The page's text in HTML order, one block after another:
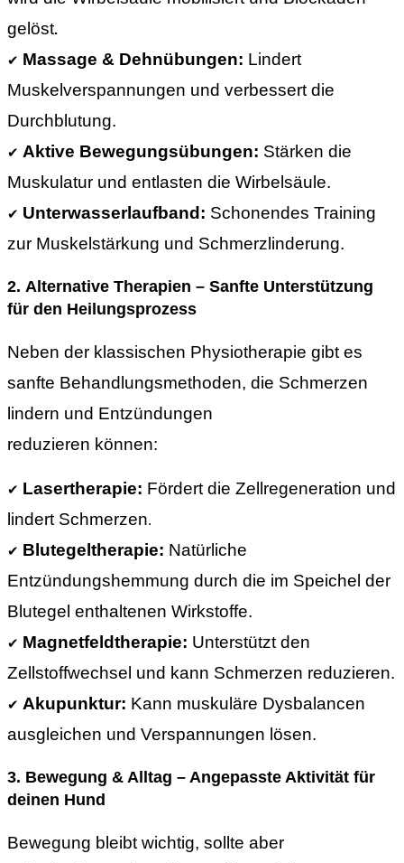
gelöst.
✔ Massage & Dehnübungen: Lindert
Muskelverspannungen und verbessert die
Durchblutung.
✔ Aktive Bewegungsübungen: Stärken die
Muskulatur und entlasten die Wirbelsäule.
✔ Unterwasserlaufband : Schonendes Training
zur Muskelstärkung und Schmerzlinderung.
2. Alternative Therapien – Sanfte Unterstützung
für den Heilungsprozess
Neben der klassischen Physiotherapie gibt es
sanfte Behandlungsmethoden, die Schmerzen
lindern und Entzündungen
reduzieren können:
✔ Lasertherapie: Fördert die Zellregeneration und
lindert Schmerzen.
✔ Blutegeltherapie: Natürliche
Entzündungshemmung durch die im Speichel der
Blutegel enthaltenen Wirkstoffe.
✔ Magnetfeldtherapie: Unterstützt den
Zellstoffwechsel und kann Schmerzen reduzieren.
✔ Akupunktur: Kann muskuläre Dysbalancen
ausgleichen und Verspannungen lösen.
3. Bewegung & Alltag – Angepasste Aktivität für
deinen Hund
Bewegung bleibt wichtig, sollte aber